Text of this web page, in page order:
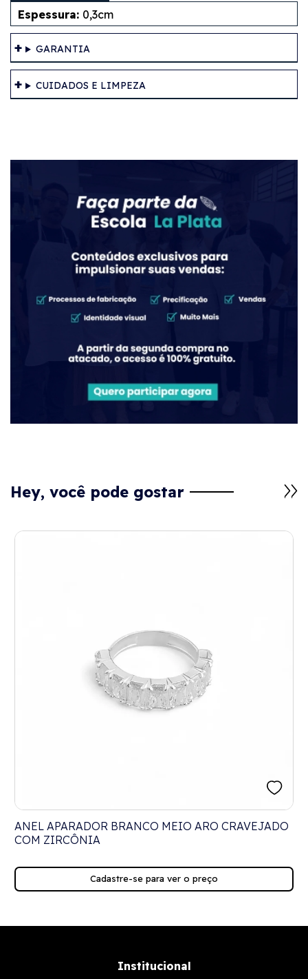
Espessura: 0,3cm
GARANTIA
CUIDADOS E LIMPEZA
Hey, você pode gostar
ANEL APARADOR BRANCO MEIO ARO CRAVEJADO
COM ZIRCÔNIA
Cadastre-se para ver o preço
Institucional